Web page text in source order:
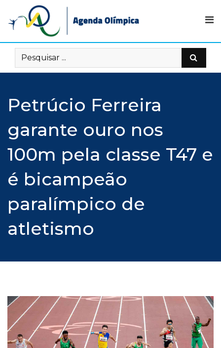
content
Petrúcio Ferreira
garante ouro nos
100m pela classe T47 e
é bicampeão
paralímpico de
atletismo